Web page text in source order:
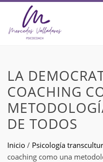
LA
COACHING
DE TODOS
Inicio / Psicología
coaching como una